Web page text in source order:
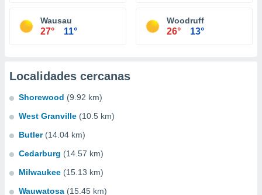
Wausau
27° 11°
Woodruff
26° 13°
Localidades cercanas
Shorewood (9.92 km)
West Granville (10.5 km)
Butler (14.04 km)
Cedarburg (14.57 km)
Milwaukee (15.13 km)
Wauwatosa (15.45 km)